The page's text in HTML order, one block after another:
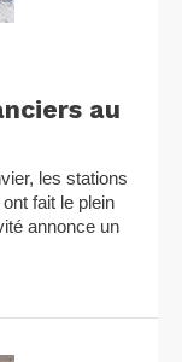
au
les stations
fait le plein
annonce un